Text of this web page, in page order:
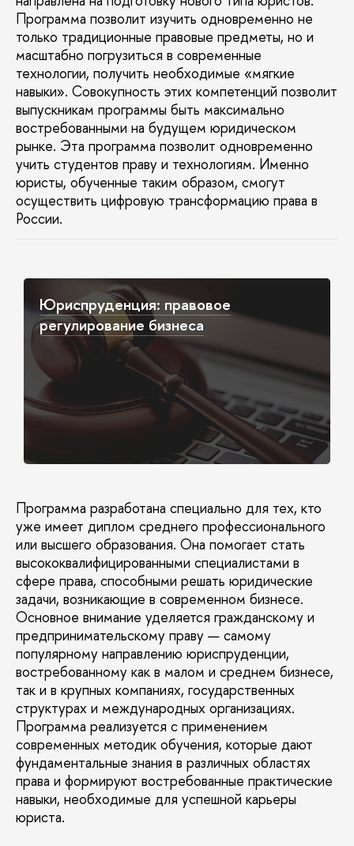
Программа позволит изучить одновременно не
только традиционные правовые предметы, но и
масштабно погрузиться в современные
технологии, получить необходимые «мягкие
навыки». Совокупность этих компетенций позволит
выпускникам программы быть максимально
востребованными на будущем юридическом
рынке. Эта программа позволит одновременно
учить студентов праву и технологиям. Именно
юристы, обученные таким образом, смогут
осуществить цифровую трансформацию права в
России.
Юриспруденция: правовое
регулирование бизнеса
Программа разработана специально для тех, кто
уже имеет диплом среднего профессионального
или высшего образования. Она помогает стать
высококвалифицированными специалистами в
сфере права, способными решать юридические
задачи, возникающие в современном бизнесе.
Основное внимание уделяется гражданскому и
предпринимательскому праву — самому
популярному направлению юриспруденции,
востребованному как в малом и среднем бизнесе,
так и в крупных компаниях, государственных
структурах и международных организациях.
Программа реализуется с применением
современных методик обучения, которые дают
фундаментальные знания в различных областях
права и формируют востребованные практические
навыки, необходимые для успешной карьеры
юриста.